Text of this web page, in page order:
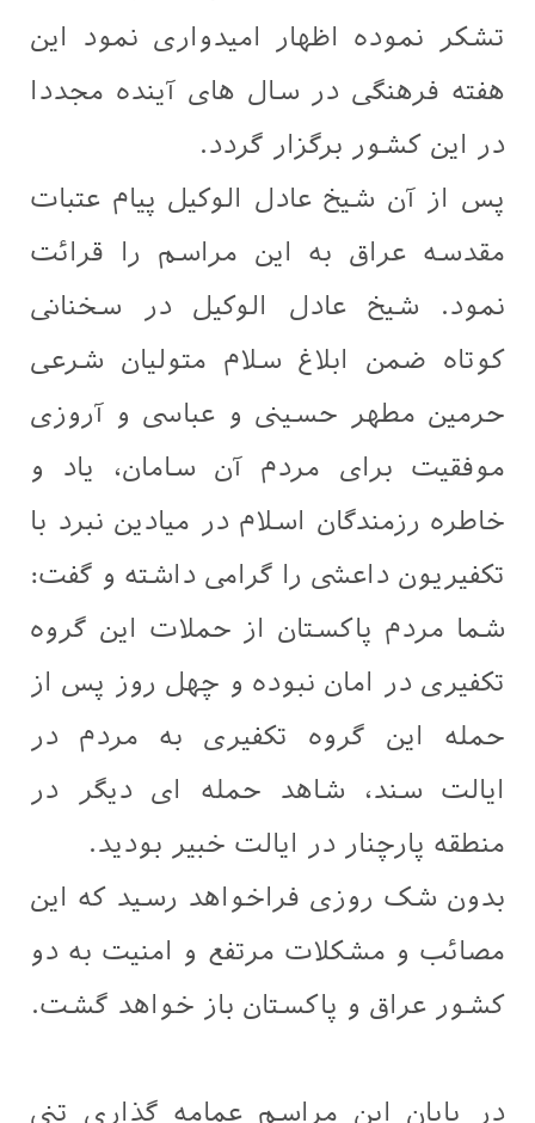
تشکر نموده اظهار امیدواری نمود این
هفته فرهنگی در سال های آینده مجددا
در این کشور برگزار گردد.
پس از آن شیخ عادل الوکیل پیام عتبات
مقدسه عراق به این مراسم را قرائت
نمود. شیخ عادل الوکیل در سخنانی
کوتاه ضمن ابلاغ سلام متولیان شرعی
حرمین مطهر حسینی و عباسی و آروزی
موفقیت برای مردم آن سامان، یاد و
خاطره رزمندگان اسلام در میادین نبرد با
تکفیریون داعشی را گرامی داشته و گفت:
شما مردم پاکستان از حملات این گروه
تکفیری در امان نبوده و چهل روز پس از
حمله این گروه تکفیری به مردم در
ایالت سند، شاهد حمله ای دیگر در
منطقه پارچنار در ایالت خبیر بودید.
بدون شک روزی فراخواهد رسید که این
مصائب و مشکلات مرتفع و امنیت به دو
کشور عراق و پاکستان باز خواهد گشت.
در پایان این مراسم عمامه گذاری تنی